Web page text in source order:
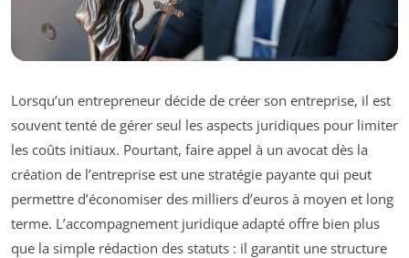
Lorsqu’un entrepreneur décide de créer son entreprise, il est
souvent tenté de gérer seul les aspects juridiques pour limiter
les coûts initiaux. Pourtant, faire appel à un avocat dès la
création de l’entreprise est une stratégie payante qui peut
permettre d’économiser des milliers d’euros à moyen et long
terme. L’accompagnement juridique adapté offre bien plus
que la simple rédaction des statuts : il garantit une structure